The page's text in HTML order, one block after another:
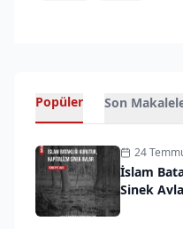
Popüler Son
24
İslam
Sinek